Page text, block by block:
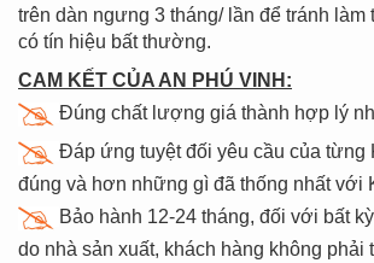
trên dàn ngưng 3 tháng/ lần để tránh làm
có tín hiệu bất thường.
CAM KẾT CỦA AN PHÚ VINH:
Đúng chất lượng giá thành hợp lý
Đáp ứng tuyệt đối yêu cầu của từng
đúng và hơn những gì đã thống nhất với
Bảo hành 12-24 tháng, đối với bất
do nhà sản xuất, khách hàng không phải